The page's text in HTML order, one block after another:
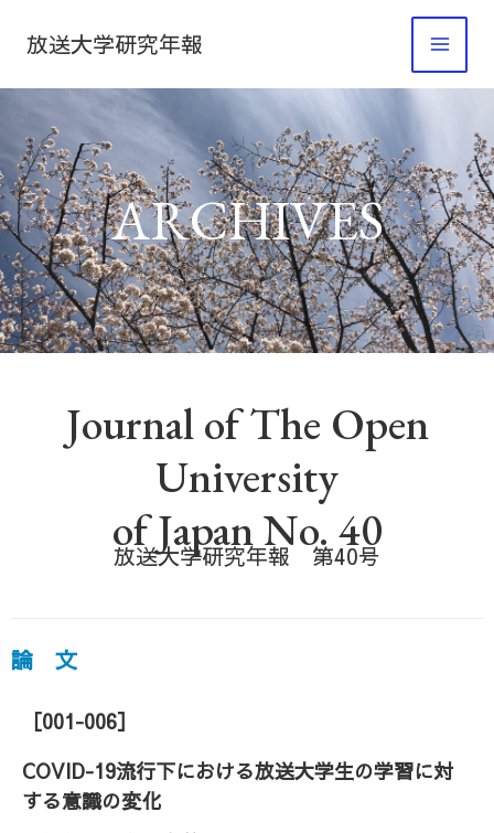
ッ
プ
放送大学研究年報
ARCHIVES
Journal of The Open
University
of Japan No. 40
放送大学研究年報 第40号
論 文
［001-006］
COVID-19流行下における放送大学生の学習に対
する意識の変化